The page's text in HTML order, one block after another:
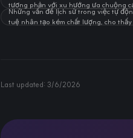
tương phản với xu hướng ưa chuộng
Những vấn đề lịch sử trong việc tự
tuệ nhân tạo kém chất lượng, cho
Last updated: 3/6/2026